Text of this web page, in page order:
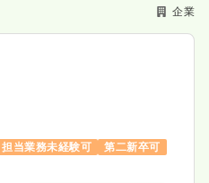
企業
担当業務未経験可
第二新卒可